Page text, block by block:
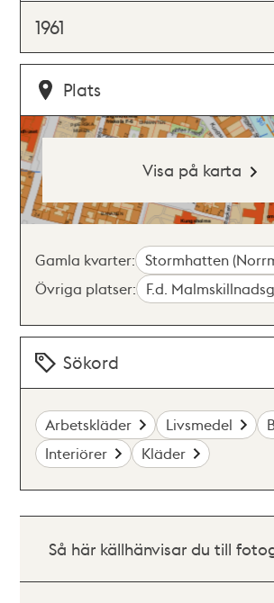
1961
Plats
Visa på karta
Gamla kvarter: Stormhatten
Övriga platser: F.d.
Sökord
Arbetskläder Livsmedel
Interiörer
Kläder
Så här källhänvisar du till